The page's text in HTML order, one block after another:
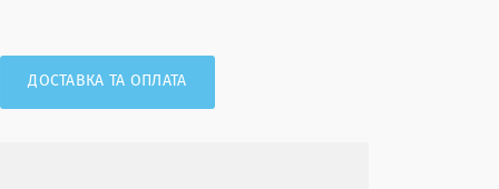
ДОСТАВКА ТА ОПЛАТА